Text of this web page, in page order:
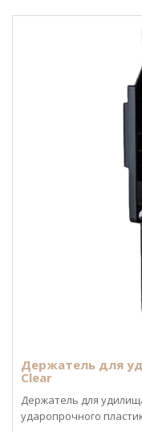
Держатель для
Clear
Держатель для
ударопрочного